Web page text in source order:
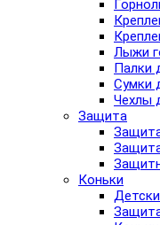
Лыжи
Палки
Сумки
Чехлы
Защита
Коньки